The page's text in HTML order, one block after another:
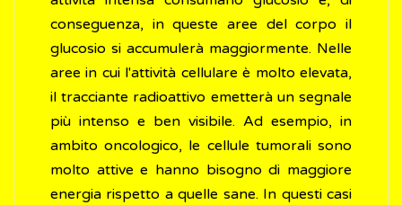
conseguenza, in queste aree del corpo il
glucosio si accumulerà maggiormente. Nelle
aree in cui l'attività cellulare è molto elevata,
il tracciante radioattivo emetterà un segnale
più intenso e ben visibile. Ad esempio, in
ambito oncologico, le cellule tumorali sono
molto attive e hanno bisogno di maggiore
energia rispetto a quelle sane. In questi casi